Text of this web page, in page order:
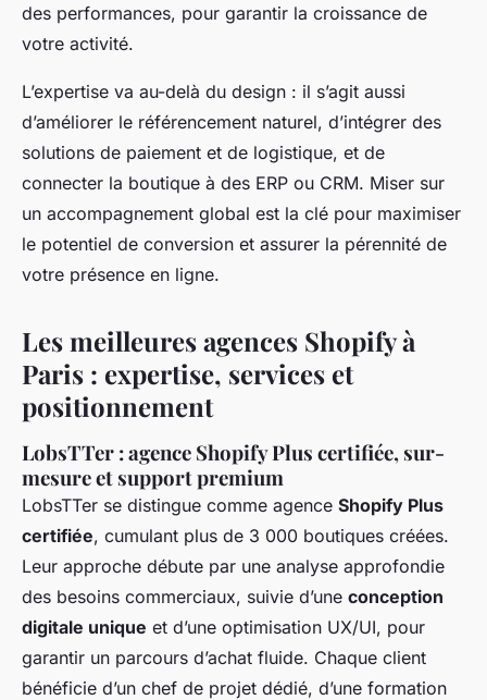
des performances, pour garantir la croissance de
votre activité.
L’expertise va au-delà du design : il s’agit aussi
d’améliorer le référencement naturel, d’intégrer des
solutions de paiement et de logistique, et de
connecter la boutique à des ERP ou CRM. Miser sur
un accompagnement global est la clé pour maximiser
le potentiel de conversion et assurer la pérennité de
votre présence en ligne.
Les meilleures agences Shopify à
Paris : expertise, services et
positionnement
LobsTTer : agence Shopify Plus certifiée, sur-
mesure et support premium
LobsTTer se distingue comme agence Shopify Plus
certifiée, cumulant plus de 3 000 boutiques créées.
Leur approche débute par une analyse approfondie
des besoins commerciaux, suivie d’une conception
digitale unique et d’une optimisation UX/UI, pour
garantir un parcours d’achat fluide. Chaque client
bénéficie d’un chef de projet dédié, d’une formation